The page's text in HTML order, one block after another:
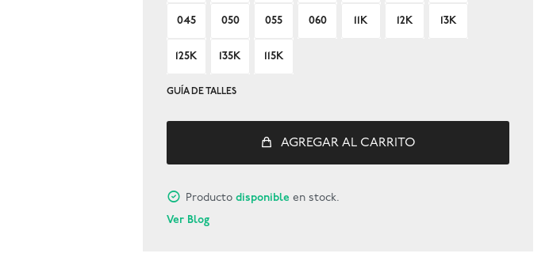
045 050 055 060 11K 12K 13K
125K 135K 115K
GUÍA DE TALLES
AGREGAR AL CARRITO
Productodisponible en stock.
Ver Blog